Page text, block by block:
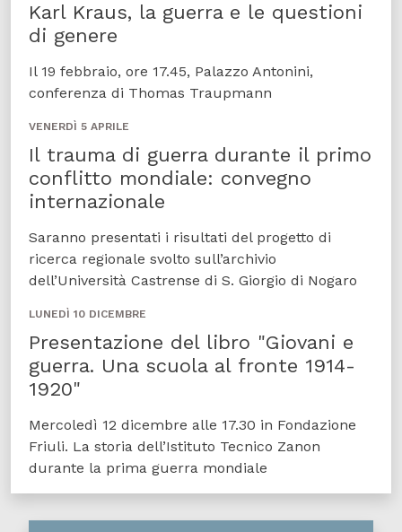
Karl Kraus, la guerra e le questioni
di genere
Il 19 febbraio, ore 17.45, Palazzo Antonini,
conferenza di Thomas Traupmann
VENERDÌ 5 APRILE
Il trauma di guerra durante il primo
conflitto mondiale: convegno
internazionale
Saranno presentati i risultati del progetto di
ricerca regionale svolto sull’archivio
dell’Università Castrense di S. Giorgio di Nogaro
LUNEDÌ 10 DICEMBRE
Presentazione del libro "Giovani e
guerra. Una scuola al fronte 1914-
1920"
Mercoledì 12 dicembre alle 17.30 in Fondazione
Friuli. La storia dell’Istituto Tecnico Zanon
durante la prima guerra mondiale